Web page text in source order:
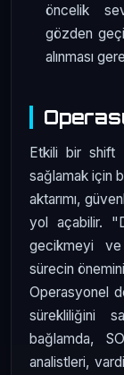
öncelik
gözden
alınması
Etkili bir shift
sağlamak için
aktarımı,
yol açabilir.
gecikmeyi ve
sürecin
Operasyonel
sürekliliğini
bağlamda,
analistleri,